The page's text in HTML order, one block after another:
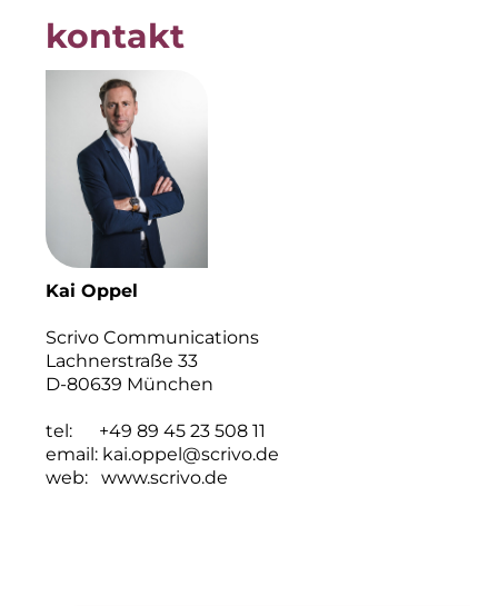
kontakt
Kai Oppel
Scrivo Communications
Lachnerstraße 33
D-80639 München
tel: +49 89 45 23 508 11
email: kai.oppel@scrivo.de
web: www.scrivo.de